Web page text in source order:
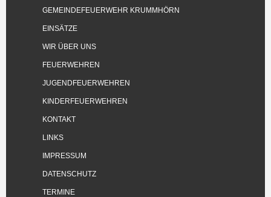
GEMEINDEFEUERWEHR KRUMMHÖRN
EINSÄTZE
WIR ÜBER UNS
FEUERWEHREN
JUGENDFEUERWEHREN
KINDERFEUERWEHREN
KONTAKT
LINKS
IMPRESSUM
DATENSCHUTZ
TERMINE